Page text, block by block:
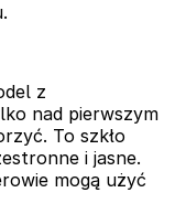
z
nad pierwszym
To szkło
i jasne.
mogą użyć